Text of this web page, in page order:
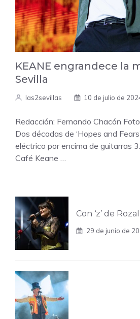
KEANE engrandece la
Sevilla
las2sevillas 10 de julio de
Redacción: Fernando Chacón
Dos décadas de ‘Hopes and
eléctrico por encima de guitarras
Café Keane …
Con ‘z’ de
29 de junio de